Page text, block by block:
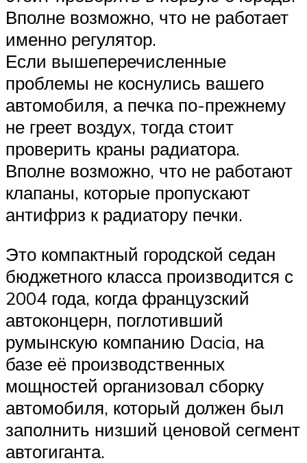
Вполне возможно, что не работает
именно регулятор.
Если вышеперечисленные
проблемы не коснулись вашего
автомобиля, а печка по-прежнему
не греет воздух, тогда стоит
проверить краны радиатора.
Вполне возможно, что не работают
клапаны, которые пропускают
антифриз к радиатору печки.
Это компактный городской седан
бюджетного класса производится с
2004 года, когда французский
автоконцерн, поглотивший
румынскую компанию Dacia, на
базе её производственных
мощностей организовал сборку
автомобиля, который должен был
заполнить низший ценовой сегмент
автогиганта.